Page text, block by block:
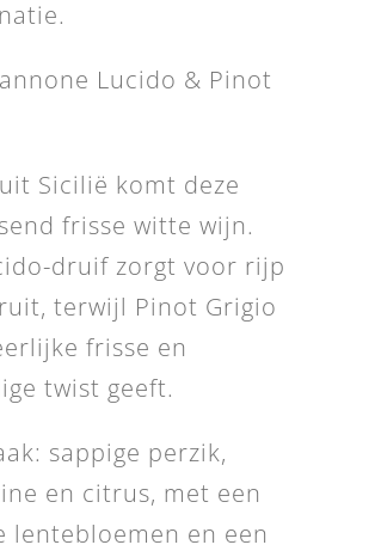
Lucido & Pinot
Sicilië komt deze
frisse witte wijn.
druif zorgt voor rijp
terwijl Pinot Grigio
frisse en
twist geeft.
sappige perzik,
en citrus, met een
lentebloemen en een